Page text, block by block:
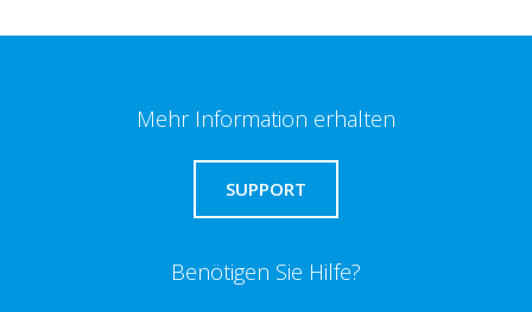
Mehr Information erhalten
SUPPORT
Benötigen Sie Hilfe?